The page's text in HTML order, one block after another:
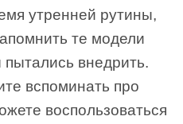
утренней рутины,
те модели
внедрить.
вспоминать про
воспользоваться